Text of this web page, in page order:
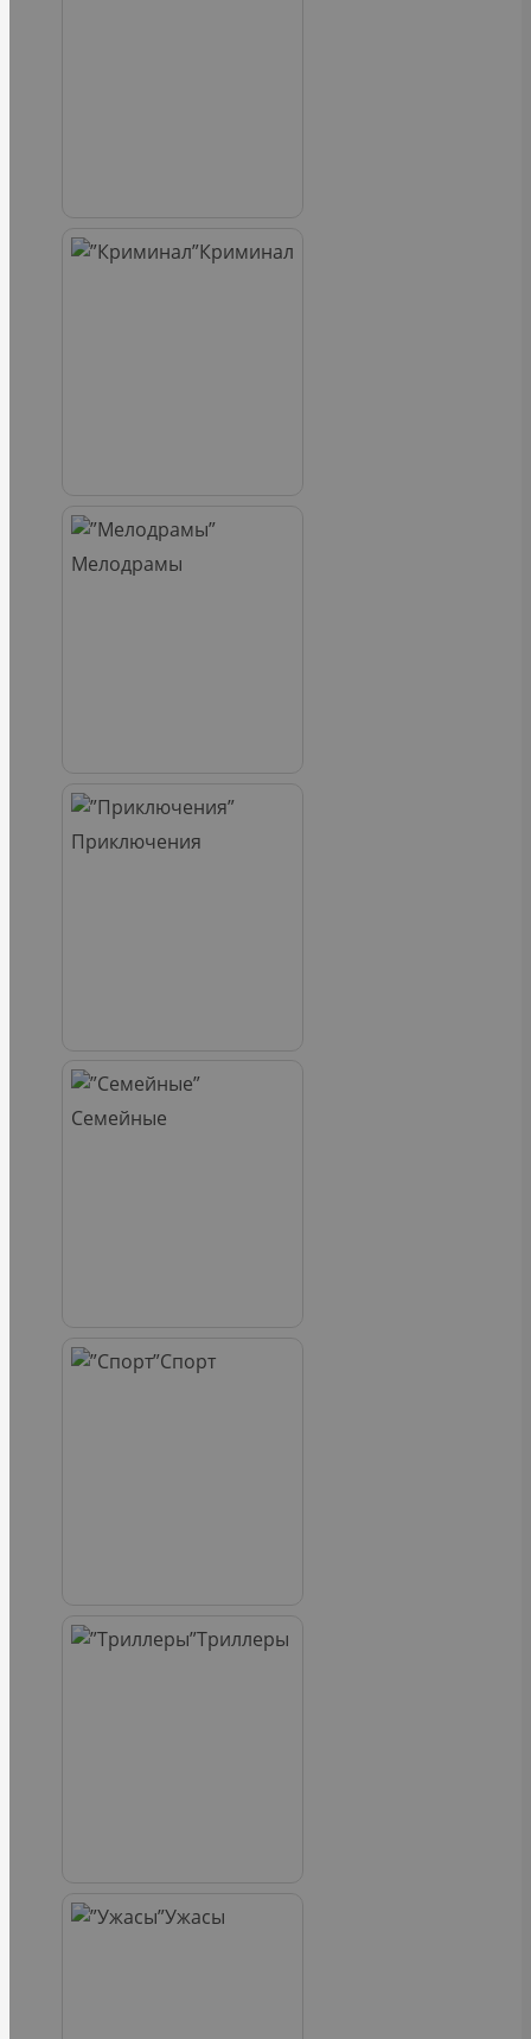
Криминал
Мелодрамы
Приключения
Семейные
Спорт
Триллеры
Ужасы